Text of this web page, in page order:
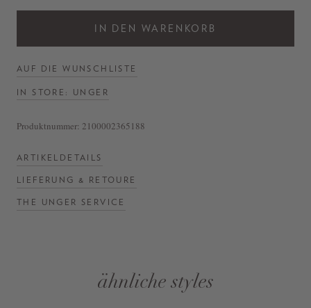
IN DEN WARENKORB
AUF DIE WUNSCHLISTE
IN STORE: UNGER
Produktnummer: 2100002365188
ARTIKELDETAILS
LIEFERUNG & RETOURE
THE UNGER SERVICE
ähnliche styles